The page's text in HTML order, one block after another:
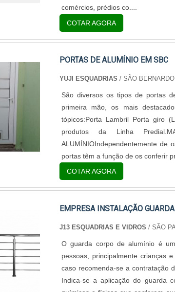
comércios, prédios co....
COTAR AGORA
PORTAS DE ALUMÍNIO EM SBC
YUJI ESQUADRIAS / SÃO
São diversos os tipos de portas
primeira mão, os mais
tópicos:Porta Lambril Porta giro
produtos da Linha
ALUMÍNIOIndependentemente de
portas têm a função de os conferir
COTAR AGORA
EMPRESA INSTALAÇÃO
J13 ESQUADRIAS E VIDROS / SÃO
O guarda corpo de alumínio é
pessoas, principalmente crianças
caso recomenda-se a contratação
Indica-se a aplicação do guarda